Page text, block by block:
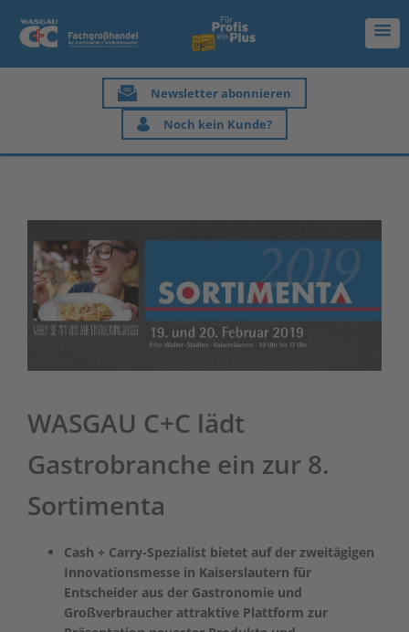
Newsletter abonnieren
Noch kein Kunde?
WASGAU C+C lädt
Gastrobranche ein zur 8.
Sortimenta
Cash + Carry-Spezialist bietet auf der zweitägigen
Innovationsmesse in Kaiserslautern für
Entscheider aus der Gastronomie und
Großverbraucher attraktive Plattform zur